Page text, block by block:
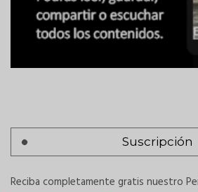
Suscripción
Reciba completamente gratis nuestro